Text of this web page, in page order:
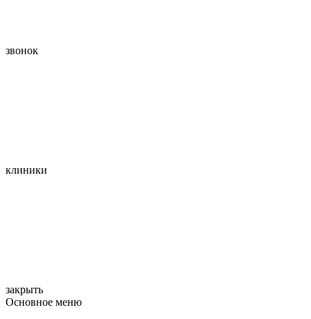
звонок
клиники
закрыть
Основное меню